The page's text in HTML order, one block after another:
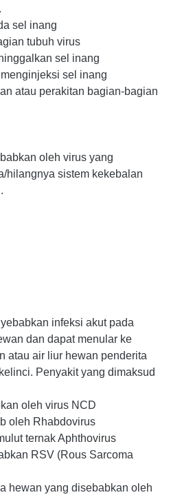
sel inang
tubuh virus
sel inang
sel inang
atau perakitan bagian-bagian
oleh virus yang
hilangnya sistem kekebalan
infeksi akut pada
dan dapat menular ke
atau air liur hewan penderita
Penyakit yang dimaksud
oleh virus NCD
oleh Rhabdovirus
ternak Aphthovirus
RSV (Rous Sarcoma
hewan yang disebabkan oleh